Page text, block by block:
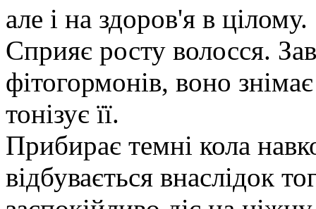
але і на здоров'я в цілому.
Сприяє росту волосся.
фітогормонів, воно
тонізує її.
Прибирає темні кола
відбувається внаслідок